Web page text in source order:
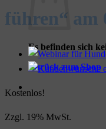
Es befinden sich
Zurück zum Shop
führen“ am
Kostenlos!
Zzgl. 19% MwSt.